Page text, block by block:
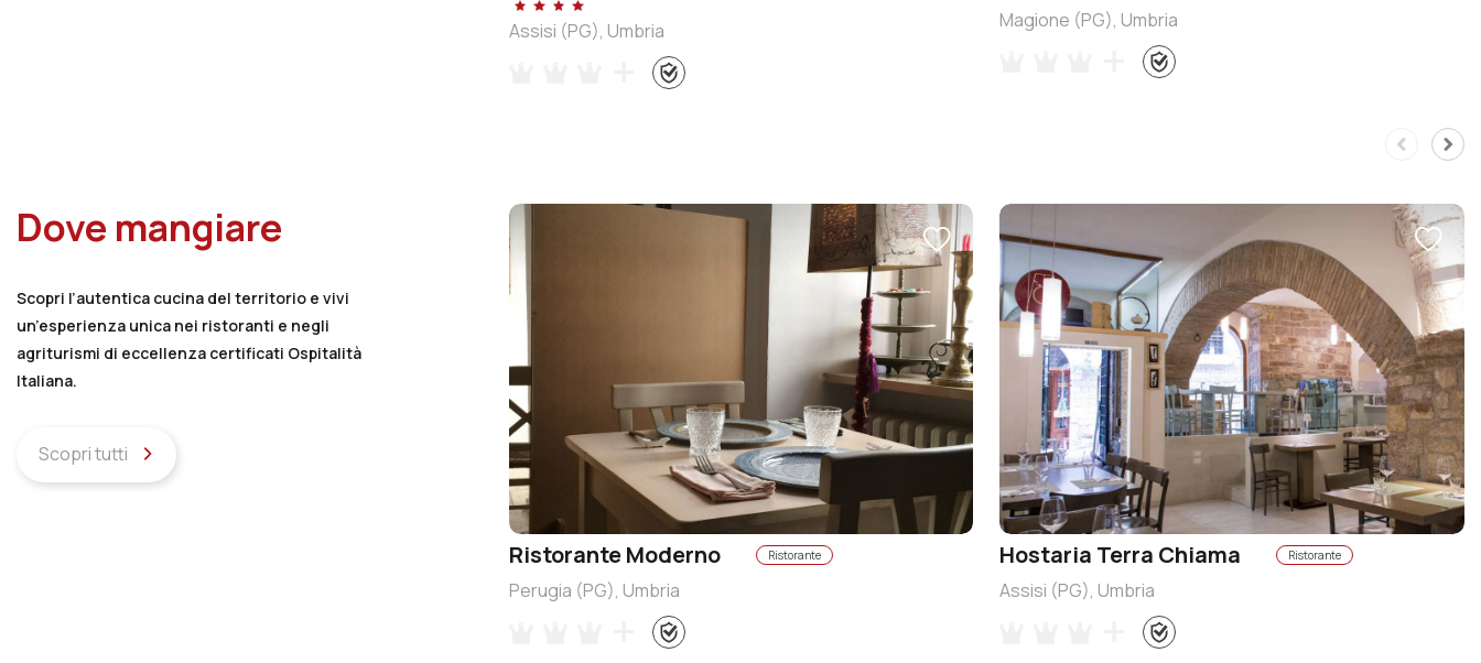
Assisi (PG), Umbria Magione (PG), Umbria
Dove mangiare
Scopri l’autentica cucina del territorio e vivi
un’esperienza unica nei ristoranti e negli
agriturismi di eccellenza certificati Ospitalità
Italiana.
Scopri tutti
Ristorante Moderno Ristorante
Perugia (PG), Umbria
Hostaria Terra Chiama Ristorante
Assisi (PG), Umbria